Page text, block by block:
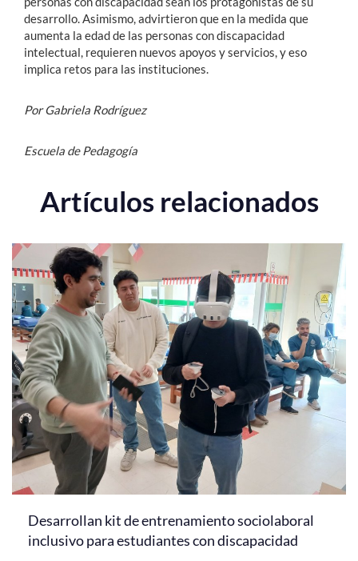
desarrollo. Asimismo, advirtieron que en la medida que
aumenta la edad de las personas con discapacidad
intelectual, requieren nuevos apoyos y servicios, y eso
implica retos para las instituciones.
Por Gabriela Rodríguez
Escuela de Pedagogía
Artículos relacionados
Desarrollan kit de entrenamiento sociolaboral
inclusivo para estudiantes con discapacidad